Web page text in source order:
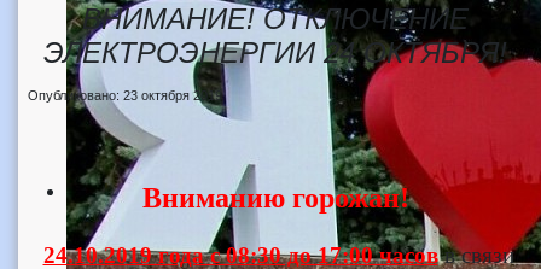
ВНИМАНИЕ! ОТКЛЮЧЕНИЕ
ЭЛЕКТРОЭНЕРГИИ 24 ОКТЯБРЯ!
Опубликовано: 23 октября 2019
Вниманию горожан!
24.10.2019 года с 08:30 до 17:00 часовв связи